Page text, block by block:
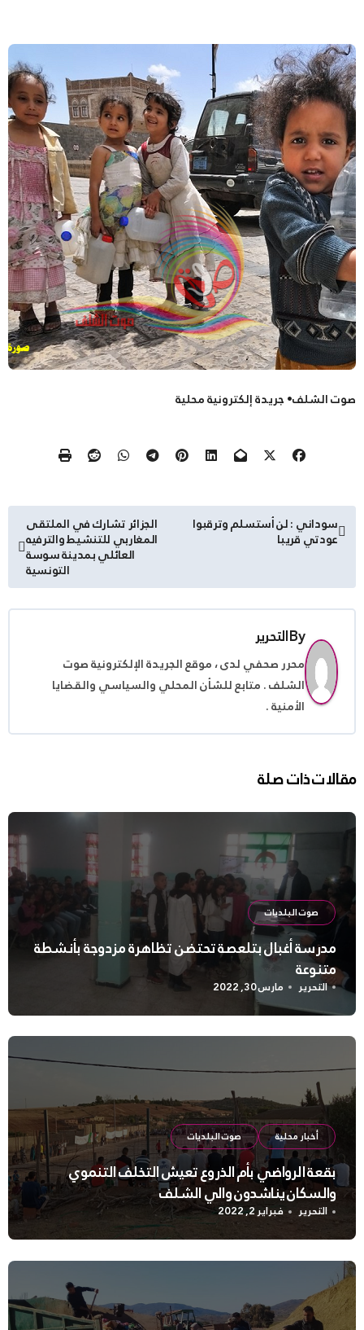
صوت الشلف• جريدة إلكترونية محلية
تصفّح
المقالات
سوداني : لن أستسلم وترقبوا
عودتي قريبا
الجزائر تشارك في الملتقى
المغاربي للتنشيط والترفيه
العائلي بمدينة سوسة
التونسية
Byالتحرير
محرر صحفي لدى ، موقع الجريدة الإلكترونية صوت
الشلف . متابع للشأن المحلي والسياسي والقضايا
الأمنية .
مقالات ذات صلة
صوت البلديات
مدرسة أغبال بتلعصة تحتضن تظاهرة مزدوجة بأنشطة
متنوعة
التحرير مارس 30, 2022
أخبار محلية صوت البلديات
بقعة الرواضي بأم الذروع تعيش التخلف التنموي
والسكان يناشدون والي الشلف
التحرير فبراير 2, 2022